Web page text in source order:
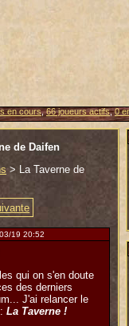
en cours,66 joueurs actifs,0
de Daifen
> La Taverne de
19 20:52
qui on s'en doute
des derniers
J'ai relancer le
La Taverne !